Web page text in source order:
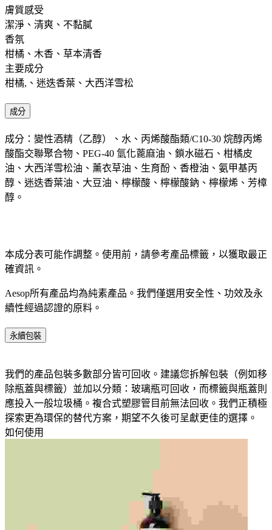
膚質感受 ​ ​
潔淨、清爽、不黏膩
香氛 ​
柑橘、木香、草本清香
主要成分 ​
柑橘,、迷迭香葉、大西洋雪松
成分
成分：變性酒精（乙醇）、水、丙烯酸酯類/C10-30 烷醇丙烯
酸酯交聯聚合物、PEG-40 氫化蓖麻油、鎖水磁石、柑橘皮
油、大西洋雪松油、薰衣草油、生育酚、香橙油、氨甲基丙
醇、迷迭香葉油、大豆油、檸檬酸、檸檬酸鈉、檸檬烯、芳樟
醇。
本成分表可能作調整。使用前，請參考產品標籤，以獲取最正
確資訊。​
Aesop所有產品均為純素產品。我們僅選用安全性、功效及永
續性經過認證的原料。​
永續包裝
我們的產品包裝多數部分皆可回收。建議您拆解包裝（例如移
除瓶蓋與標籤）並加以分類：玻璃瓶可回收，而標籤與瓶蓋則
應投入一般垃圾桶。​複合式塑膠管目前無法回收。我們正積極
探索更為環保的替代方案，期望不久後可呈獻更佳的選擇。​
如何使用